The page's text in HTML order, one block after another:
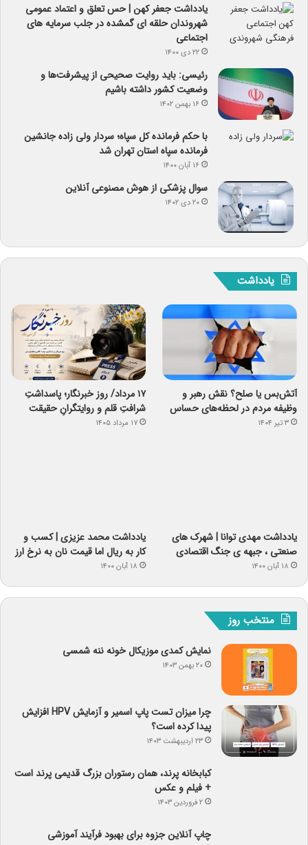
یادداشت جعفر کهن | حس تعلق و اعتماد عمومی
شهروندان حلقه ای گمشده در جلب سرمایه های
اجتماعی
۲۲ دی ۱۴۰۰
رئیسی: باید روایت صحیحی از پیشرفت‌ها و
وضعیت کشور داشته باشیم
۱۶ بهمن ۱۴۰۲
با حکم فرمانده کل سپاه؛ سردار ولی زاده جانشین
فرمانده سپاه استان تهران شد
۱۶ آبان ۱۴۰۰
سوال پزشکی از هوش مصنوعی آنلاین
۲۰ دی ۱۴۰۲
یادداشت
آتش‌بس یا صلح؟ نقش رهبر و
وظیفه مردم در لحظه‌های حساس
۳ تیر ۱۴۰۴
۱۷ مرداد/ روز خبرنگار؛ پاسداشتِ
شرافتِ قلم و روایتگرانِ حقیقت
۱۷ مرداد ۱۴۰۵
منتخب روز
نمایش کمدی موزیکال خونه ننه شمسی
کبابخانه پرند، همان رستوران بزرگ قدیمی پرند است
+ فیلم و عکس
چاپ آنلاین جزوه برای بهبود فرآیند آموزشی
۲۲ اسفند ۱۴۰۲